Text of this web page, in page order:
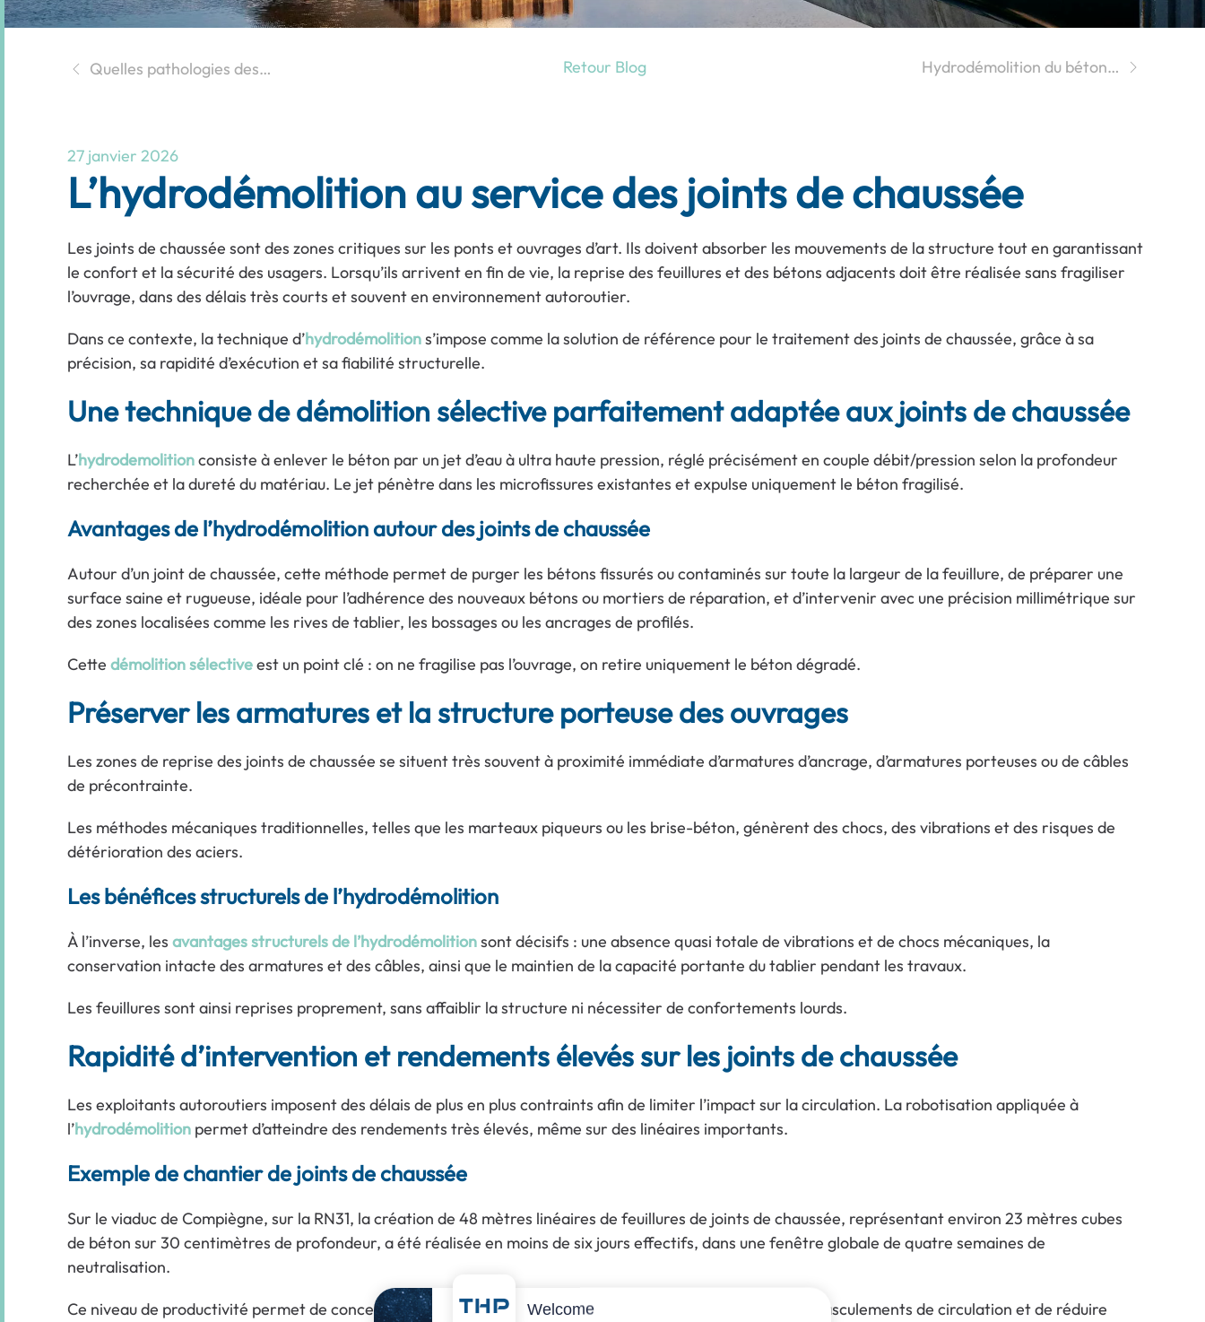
Quelles pathologies des… Retour Blog Hydrodémolition du béton…
27 janvier 2026
L’hydrodémolition au service des joints de chaussée
Les joints de chaussée sont des zones critiques sur les ponts et ouvrages d’art. Ils doivent absorber les mouvements de la structure tout en garantissant
le confort et la sécurité des usagers. Lorsqu’ils arrivent en fin de vie, la reprise des feuillures et des bétons adjacents doit être réalisée sans fragiliser
l’ouvrage, dans des délais très courts et souvent en environnement autoroutier.
Dans ce contexte, la technique d’hydrodémolitions’impose comme la solution de référence pour le traitement des joints de chaussée, grâce à sa
précision, sa rapidité d’exécution et sa fiabilité structurelle.
Une technique de démolition sélective parfaitement adaptée aux joints de chaussée
L’hydrodemolitionconsiste à enlever le béton par un jet d’eau à ultra haute pression, réglé précisément en couple débit/pression selon la profondeur
recherchée et la dureté du matériau. Le jet pénètre dans les microfissures existantes et expulse uniquement le béton fragilisé.
Avantages de l’hydrodémolition autour des joints de chaussée
Autour d’un joint de chaussée, cette méthode permet de purger les bétons fissurés ou contaminés sur toute la largeur de la feuillure, de préparer une
surface saine et rugueuse, idéale pour l’adhérence des nouveaux bétons ou mortiers de réparation, et d’intervenir avec une précision millimétrique sur
des zones localisées comme les rives de tablier, les bossages ou les ancrages de profilés.
Cette démolition sélectiveest un point clé : on ne fragilise pas l’ouvrage, on retire uniquement le béton dégradé.
Préserver les armatures et la structure porteuse des ouvrages
Les zones de reprise des joints de chaussée se situent très souvent à proximité immédiate d’armatures d’ancrage, d’armatures porteuses ou de câbles
de précontrainte.
Les méthodes mécaniques traditionnelles, telles que les marteaux piqueurs ou les brise-béton, génèrent des chocs, des vibrations et des risques de
détérioration des aciers.
Les bénéfices structurels de l’hydrodémolition
À l’inverse, les avantages structurels de l’hydrodémolitionsont décisifs : une absence quasi totale de vibrations et de chocs mécaniques, la
conservation intacte des armatures et des câbles, ainsi que le maintien de la capacité portante du tablier pendant les travaux.
Les feuillures sont ainsi reprises proprement, sans affaiblir la structure ni nécessiter de confortements lourds.
Rapidité d’intervention et rendements élevés sur les joints de chaussée
Les exploitants autoroutiers imposent des délais de plus en plus contraints afin de limiter l’impact sur la circulation. La robotisation appliquée à
l’hydrodémolitionpermet d’atteindre des rendements très élevés, même sur des linéaires importants.
Exemple de chantier de joints de chaussée
Sur le viaduc de Compiègne, sur la RN31, la création de 48 mètres linéaires de feuillures de joints de chaussée, représentant environ 23 mètres cubes
de béton sur 30 centimètres de profondeur, a été réalisée en moins de six jours effectifs, dans une fenêtre globale de quatre semaines de
neutralisation.
Ce niveau de productivité permet de concentrer les travaux dans des créneaux très courts, de limiter les basculements de circulation et de réduire
Welcome